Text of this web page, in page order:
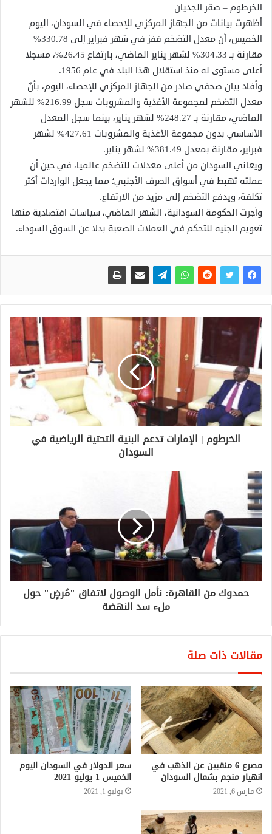
الخرطوم – صقر الجديان
أظهرت بيانات من الجهاز المركزي للإحصاء في السودان، اليوم
الخميس، أن معدل التضخم قفز في شهر فبراير إلى 330.78%
مقارنة بـ 304.33% لشهر يناير الماضي، بارتفاع 26.45%، مسجلا
أعلى مستوى له منذ استقلال هذا البلد في عام 1956.
وأفاد بيان صحفي صادر من الجهاز المركزي للإحصاء، اليوم، بأنّ
معدل التضخم لمجموعة الأغذية والمشروبات سجل 216.99% للشهر
الماضي، مقارنة بـ 248.27% لشهر يناير، بينما سجل المعدل
الأساسي بدون مجموعة الأغذية والمشروبات 427.61% لشهر
فبراير، مقارنة بمعدل 381.49% لشهر يناير.
ويعاني السودان من أعلى معدلات للتضخم عالميا، في حين أن
عملته تهبط في أسواق الصرف الأجنبي؛ مما يجعل الواردات أكثر
تكلفة، ويدفع التضخم إلى مزيد من الارتفاع.
وأجرت الحكومة السودانية، الشهر الماضي، سياسات اقتصادية منها
تعويم الجنيه للتحكم في العملات الصعبة بدلا عن السوق السوداء.
الخرطوم | الإمارات تدعم البنية التحتية الرياضية في
السودان
حمدوك من القاهرة: نأمل الوصول لاتفاق "مُرضٍ" حول
ملء سد النهضة
مقالات ذات صلة
مصرع 6 منقبين عن الذهب في
انهيار منجم بشمال السودان
مارس 6, 2021
سعر الدولار في السودان اليوم
الخميس 1 يوليو 2021
يوليو 1, 2021